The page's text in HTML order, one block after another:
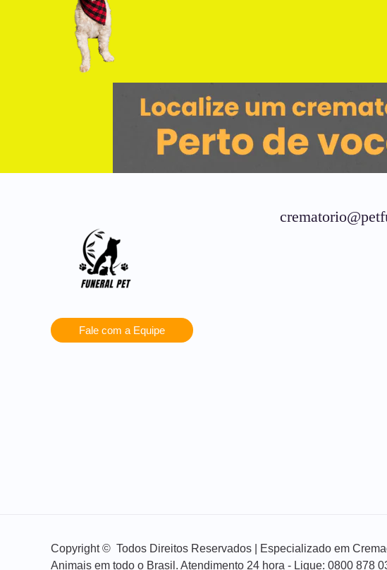
Fale com a Equipe
Copyright © Todos Direitos Reservados | Especializado em
Animais em todo o Brasil. Atendimento 24 hora - Ligue: 0800 878